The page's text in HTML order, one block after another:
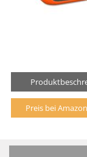
Preis bei